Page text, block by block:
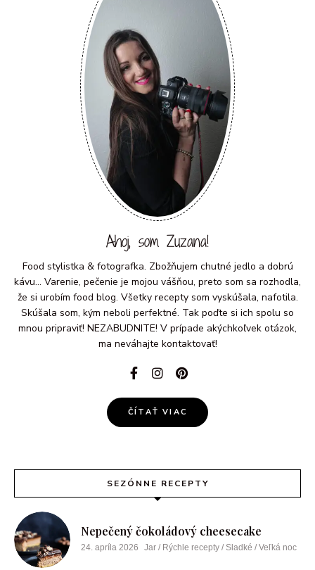
Ahoj, som Zuzana!
Food stylistka & fotografka. Zbožňujem chutné jedlo a dobrú
kávu... Varenie, pečenie je mojou vášňou, preto som sa rozhodla,
že si urobím food blog. Všetky recepty som vyskúšala, nafotila.
Skúšala som, kým neboli perfektné. Tak poďte si ich spolu so
mnou pripraviť! NEZABUDNITE! V prípade akýchkoľvek otázok,
ma neváhajte kontaktovať!
ČÍTAŤ VIAC
SEZÓNNE RECEPTY
Nepečený čokoládový cheesecake
24. apríla 2026 Jar / Rýchle recepty / Sladké / Veľká noc